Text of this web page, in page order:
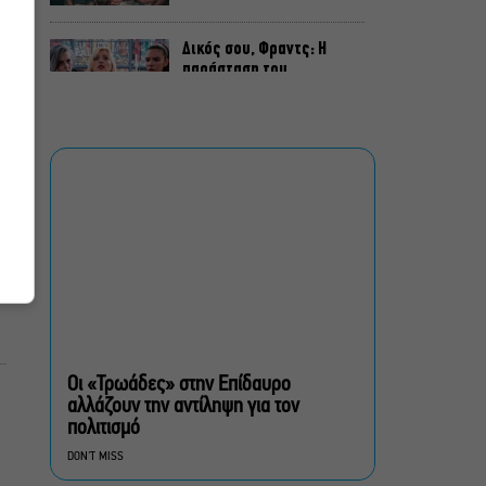
Δικός σου, Φραντς: Η
παράσταση του
Χριστίνας Κυριαζίδη στο
Δημοτικό Θέατρο Πειραιά
Οι «Τρωάδες» στην Επίδαυρο
αλλάζουν την αντίληψη για τον
πολιτισμό
DON'T MISS